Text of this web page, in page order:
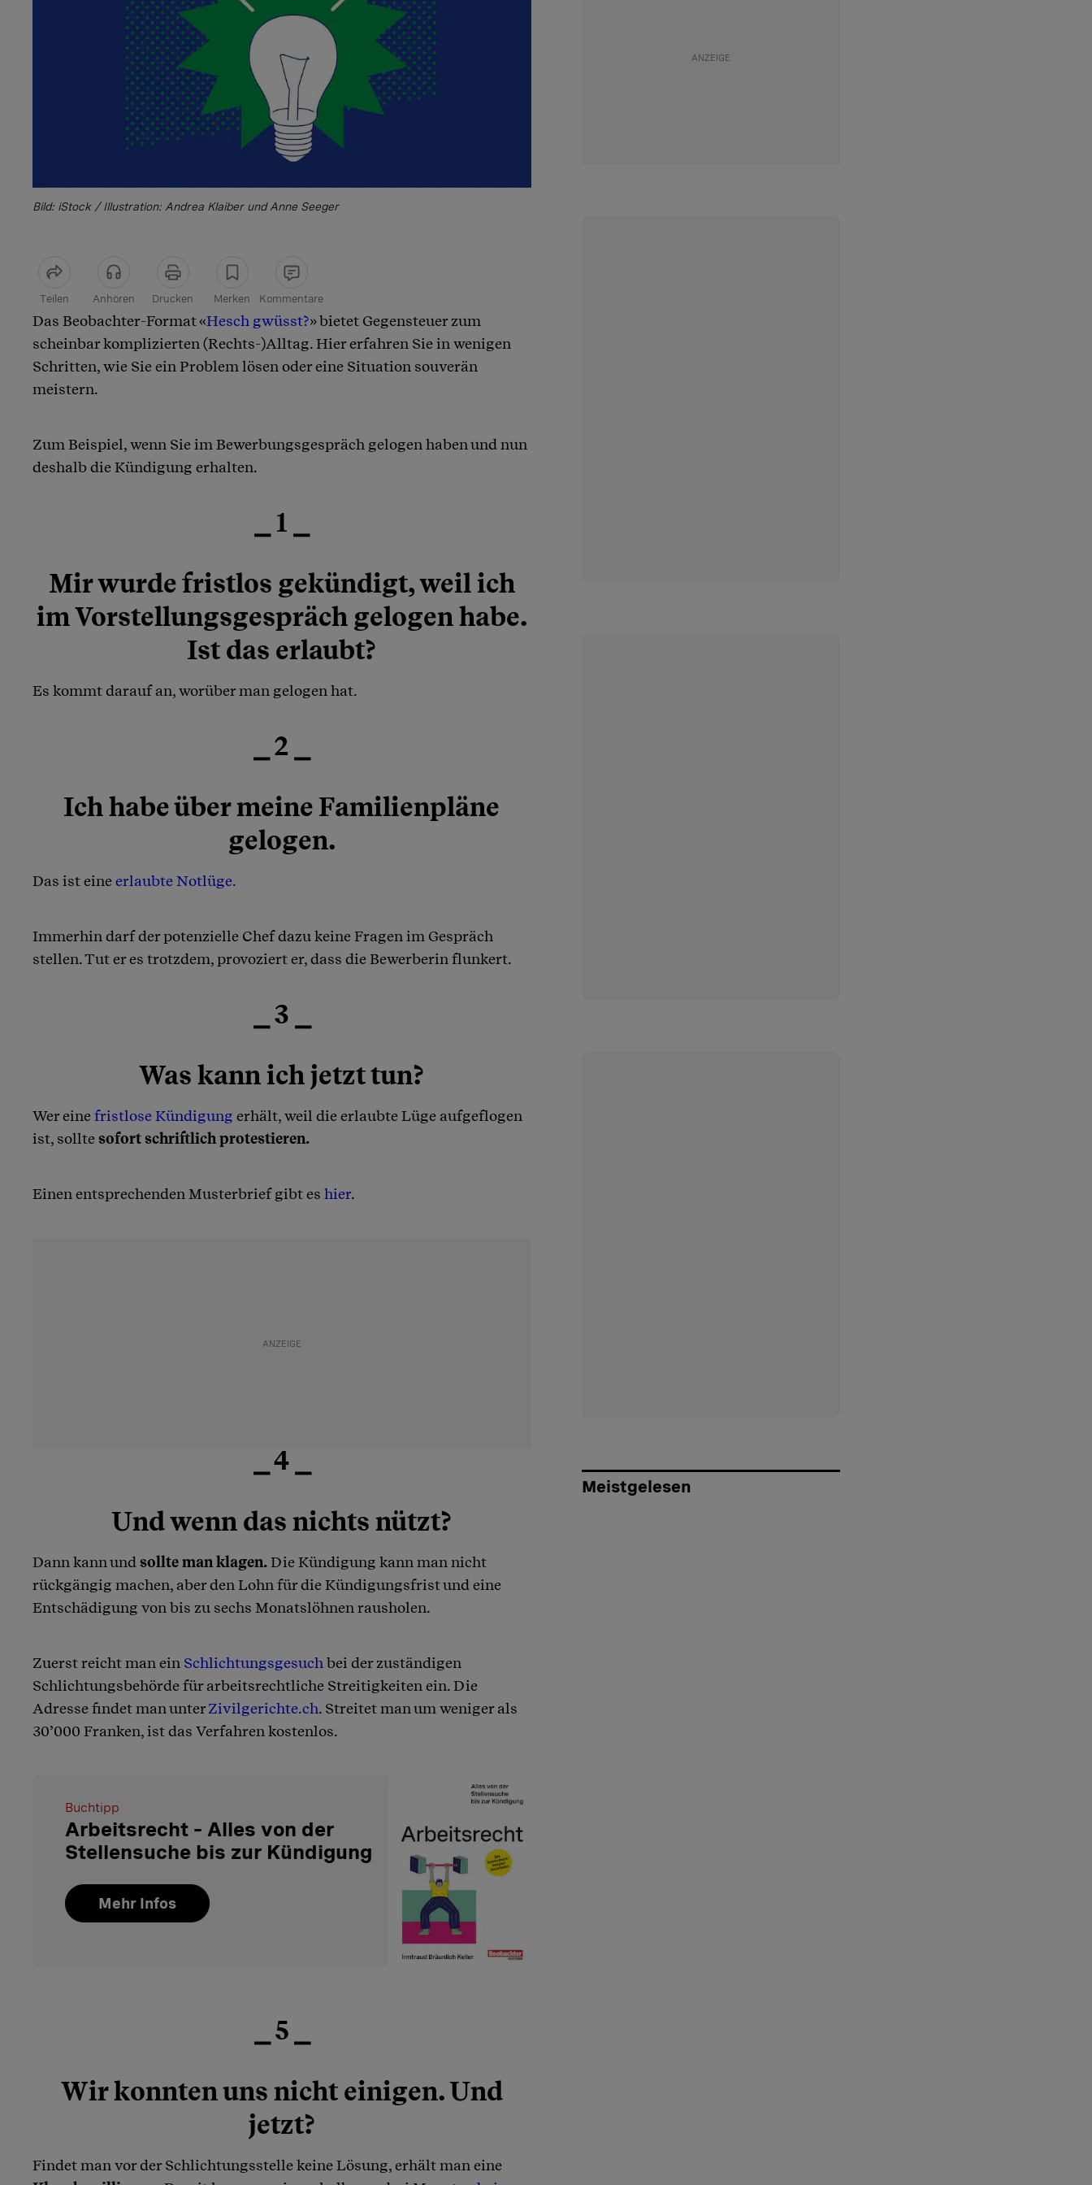
Bild: iStock / Illustration: Andrea Klaiber und Anne Seeger
Teilen Anhören Drucken Merken Kommentare
Artikel teilen
Das Beobachter-Format «Hesch gwüsst?» bietet Gegensteuer zum
scheinbar komplizierten (Rechts-)Alltag. Hier erfahren Sie in wenigen
Schritten, wie Sie ein Problem lösen oder eine Situation souverän
meistern.
Zum Beispiel, wenn Sie im Bewerbungsgespräch gelogen haben und nun
deshalb die Kündigung erhalten.
⎯ 1 ⎯
Mir wurde fristlos gekündigt, weil ich
im Vorstellungsgespräch gelogen habe.
Ist das erlaubt?
Es kommt darauf an, worüber man gelogen hat.
⎯ 2 ⎯
Ich habe über meine Familienpläne
gelogen.
Das ist eineerlaubte Notlüge.
Immerhin darf der potenzielle Chef dazu keine Fragen im Gespräch
stellen. Tut er es trotzdem, provoziert er, dass die Bewerberin flunkert.
⎯ 3 ⎯
Was kann ich jetzt tun?
Wer einefristlose Kündigung erhält, weil die erlaubte Lüge aufgeflogen
ist, sollte sofort schriftlich protestieren.
Einen entsprechenden Musterbrief gibt es hier.
⎯ 4 ⎯
Und wenn das nichts nützt?
Dann kann und sollte man klagen.Die Kündigung kann man nicht
rückgängig machen, aber den Lohn für die Kündigungsfrist und eine
Entschädigung von bis zu sechs Monatslöhnen rausholen.
Zuerst reicht man ein Schlichtungsgesuch bei der zuständigen
Schlichtungsbehörde für arbeitsrechtliche Streitigkeiten ein. Die
Adresse findet man unterZivilgerichte.ch. Streitet man um weniger als
30’000 Franken, ist das Verfahren kostenlos.
Buchtipp
Arbeitsrecht – Alles von der
Stellensuche bis zur Kündigung
Mehr Infos
⎯ 5 ⎯
Wir konnten uns nicht einigen. Und
jetzt?
Findet man vor der Schlichtungsstelle keine Lösung, erhält man eine
Meistgelesen